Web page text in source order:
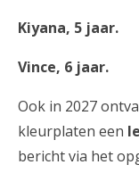
Kiyana, 5 jaar.
Vince, 6 jaar.
Ook in 2027
kleurplaten een
bericht via het